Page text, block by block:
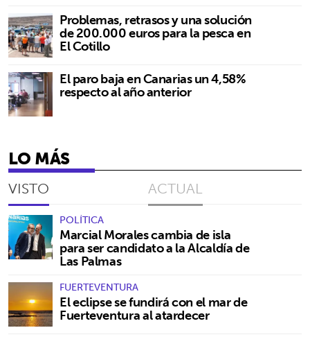
Problemas, retrasos y una solución
de 200.000 euros para la pesca en
El Cotillo
El paro baja en Canarias un 4,58%
respecto al año anterior
LO MÁS
VISTO ACTUAL
POLÍTICA
Marcial Morales cambia de isla
para ser candidato a la Alcaldía de
Las Palmas
FUERTEVENTURA
El eclipse se fundirá con el mar de
Fuerteventura al atardecer